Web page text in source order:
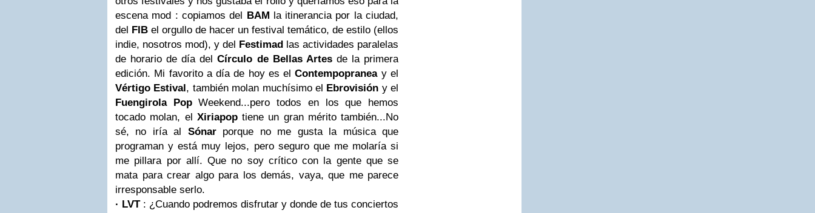
escena mod : copiamos del BAM la itinerancia por la ciudad,
del FIB el orgullo de hacer un festival temático, de estilo (ellos
indie, nosotros mod), y del Festimad las actividades paralelas
de horario de día delCírculo de Bellas Artesde la primera
edición. Mi favorito a día de hoy es elContempopraneay el
Vértigo Estival, también molan muchísimo el Ebrovisión y el
FuengirolaPopWeekend...pero todos en los que hemos
tocado molan, el Xiriapoptiene un gran mérito también...No
sé, no iría al Sónarporque no me gusta la música que
programan y está muy lejos, pero seguro que me molaría si
me pillara por allí. Que no soy crítico con la gente que se
mata para crear algo para los demás, vaya, que me parece
irresponsable serlo.
· LVT: ¿Cuando podremos disfrutar y donde de tus conciertos